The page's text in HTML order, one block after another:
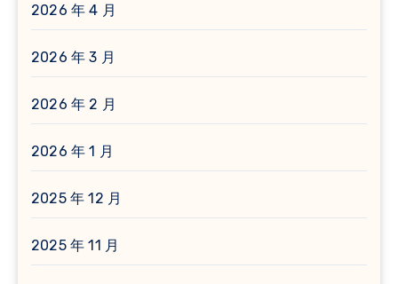
2026 年 4 月
2026 年 3 月
2026 年 2 月
2026 年 1 月
2025 年 12 月
2025 年 11 月